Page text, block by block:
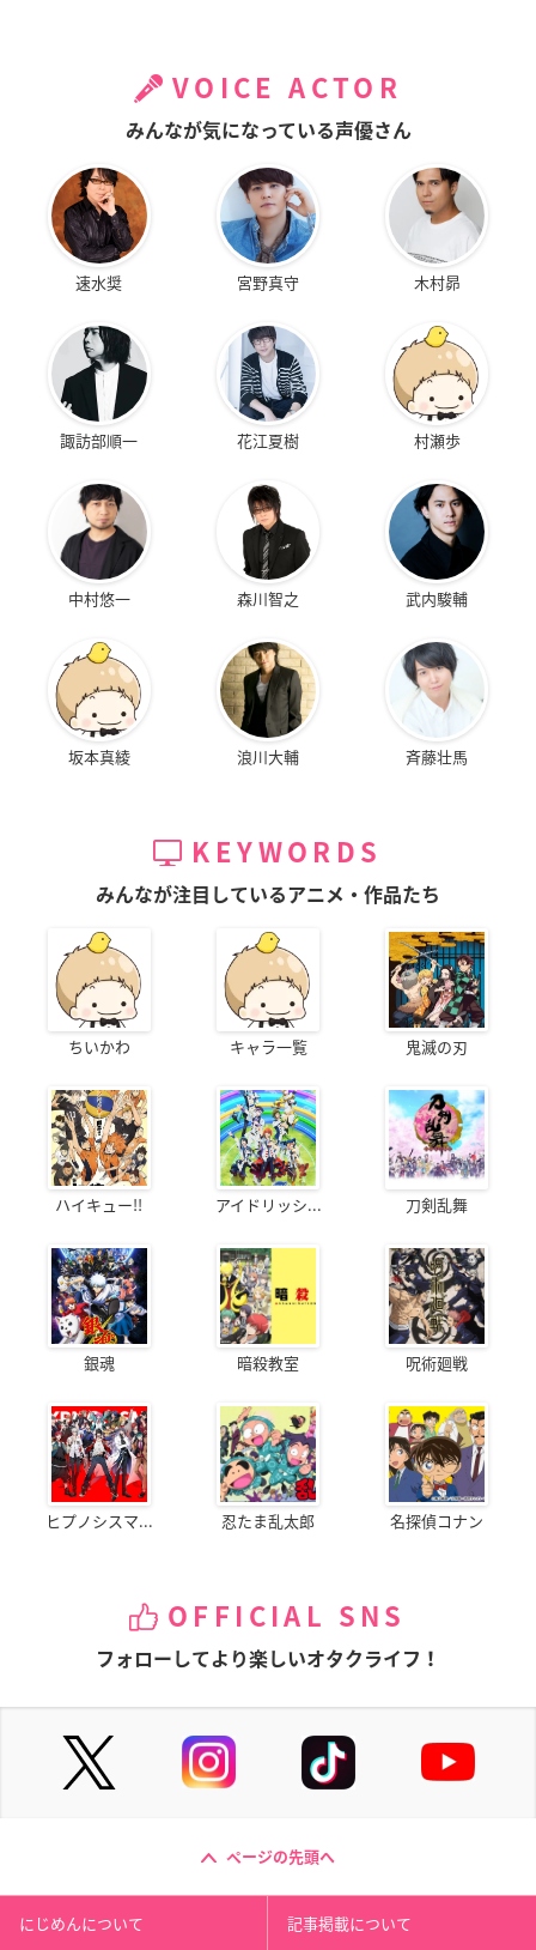
VOICE ACTOR
みんなが気になっている声優さん
速水奨 宮野真守 木村昴
諏訪部順一 花江夏樹 村瀬歩
中村悠一 森川智之 武内駿輔
坂本真綾 浪川大輔 斉藤壮馬
KEYWORDS
みんなが注目しているアニメ・作品たち
ちいかわ キャラ一覧 鬼滅の刃
ハイキュー!! アイドリッシ... 刀剣乱舞
銀魂 暗殺教室 呪術廻戦
ヒプノシスマ... 忍たま乱太郎 名探偵コナン
OFFICIAL SNS
フォローしてより楽しいオタクライフ！
ページの先頭へ
にじめんについて 記事掲載について